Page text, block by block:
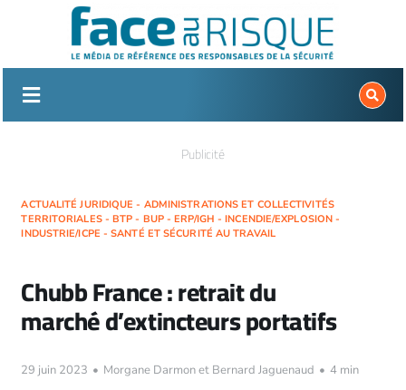
Publicité
ACTUALITÉ JURIDIQUE - ADMINISTRATIONS ET COLLECTIVITÉS
TERRITORIALES - BTP - BUP - ERP/IGH - INCENDIE/EXPLOSION -
INDUSTRIE/ICPE - SANTÉ ET SÉCURITÉ AU TRAVAIL
Chubb France : retrait du
marché d’extincteurs portatifs
29 juin 2023 • Morgane Darmon et Bernard Jaguenaud • 4 min